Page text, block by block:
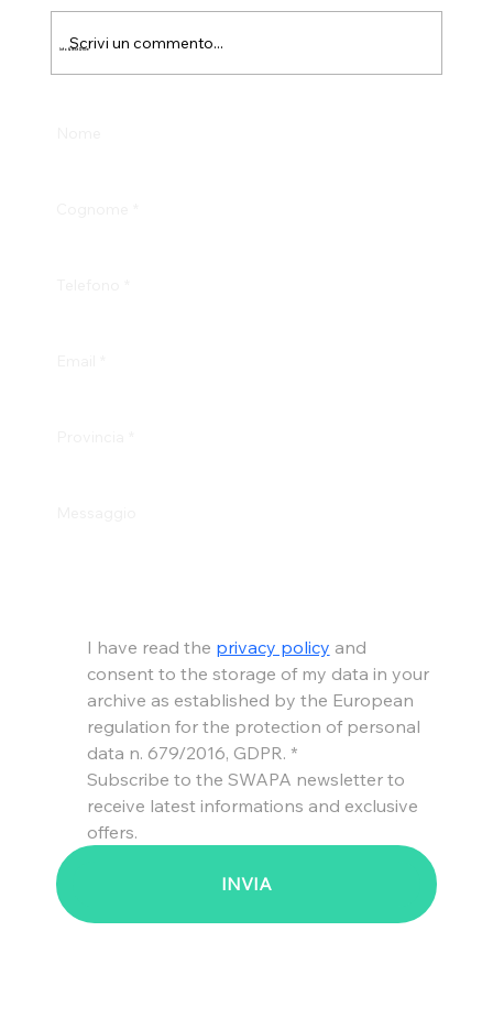
Scrivi un commento...
I have read the privacy policy and
consent to the storage of my data in your
archive as established by the European
regulation for the protection of personal
data n. 679/2016, GDPR. *
Subscribe to the SWAPA newsletter to
receive latest informations and exclusive
offers.
INVIA
Info & Test Drive